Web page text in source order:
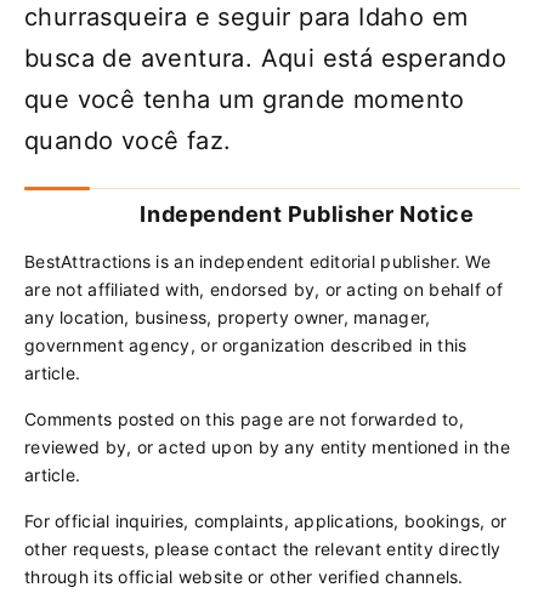
churrasqueira e seguir para Idaho em
busca de aventura. Aqui está esperando
que você tenha um grande momento
quando você faz.
Independent Publisher Notice
BestAttractions is an independent editorial publisher. We
are not affiliated with, endorsed by, or acting on behalf of
any location, business, property owner, manager,
government agency, or organization described in this
article.
Comments posted on this page are not forwarded to,
reviewed by, or acted upon by any entity mentioned in the
article.
For official inquiries, complaints, applications, bookings, or
other requests, please contact the relevant entity directly
through its official website or other verified channels.